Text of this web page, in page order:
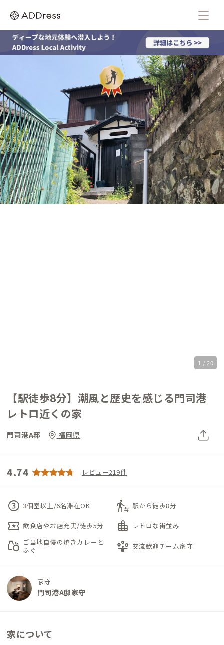
1 / 20
【駅徒歩8分】潮風と歴史を感じる門司港
レトロ近くの家
門司港A邸 福岡県
4.74 レビュー219件
counter_3 3個室以上/6名滞在OK transfer_within_a_station 駅から徒歩8分
local_activity 飲食店やお店充実/徒歩5分 location_city レトロな街並み
grocery ご当地自慢の焼きカレーと
ふぐ
person_play 交流歓迎チーム家守
家守
門司港A邸家守
家について